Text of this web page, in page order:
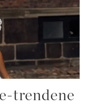
trendene